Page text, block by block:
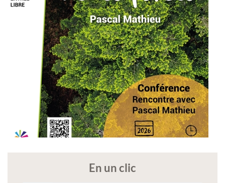
En un clic